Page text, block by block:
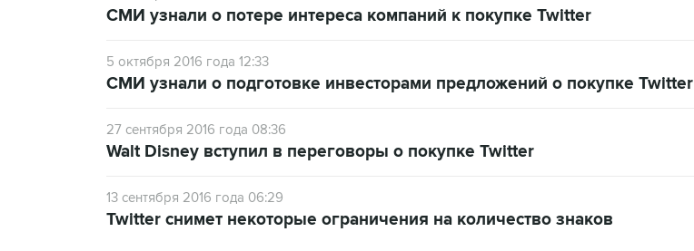
СМИ узнали о потере интереса компаний к покупке Twitter
5 октября 2016 года 12:33
СМИ узнали о подготовке инвесторами предложений о покупке Twitter
27 сентября 2016 года 08:36
Walt Disney вступил в переговоры о покупке Twitter
13 сентября 2016 года 06:29
Twitter снимет некоторые ограничения на количество знаков